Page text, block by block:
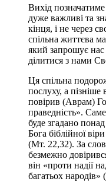
Вихід
дуже важливі та
кінця, і не через
спільна життєва
який запрошує нас
ділитися з нами
Ця спільна
послуху, а
повірив (Аврам)
праведність».
буде згадано
Бога біблійної
(Мт. 22,32). За
безмежно
він «проти надії
багатьох